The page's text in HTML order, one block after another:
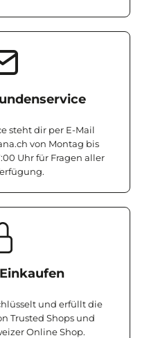
steht dir per E-Mail
von Montag bis
Uhr für Fragen aller
und erfüllt die
Trusted Shops und
Online Shop.